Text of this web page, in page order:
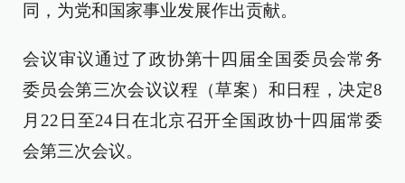
同，为党和国家事业发展作出贡献。
会议审议通过了政协第十四届全国委员会常务
委员会第三次会议议程（草案）和日程，决定8
月22日至24日在北京召开全国政协十四届常委
会第三次会议。